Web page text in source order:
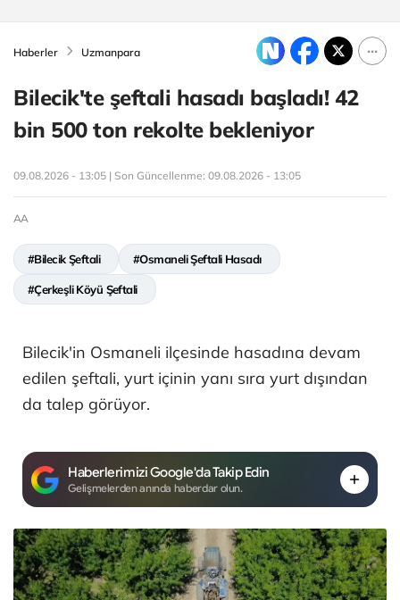
Haberler Uzmanpara
Bilecik'te şeftali hasadı başladı! 42
bin 500 ton rekolte bekleniyor
09.08.2026 - 13:05 | Son Güncellenme: 09.08.2026 - 13:05
AA
#Bilecik Şeftali #Osmaneli Şeftali Hasadı
#Çerkeşli Köyü Şeftali
Bilecik'in Osmaneli ilçesinde hasadına devam
edilen şeftali, yurt içinin yanı sıra yurt dışından
da talep görüyor.
Haberlerimizi Google'da Takip Edin
Gelişmelerden anında haberdar olun.